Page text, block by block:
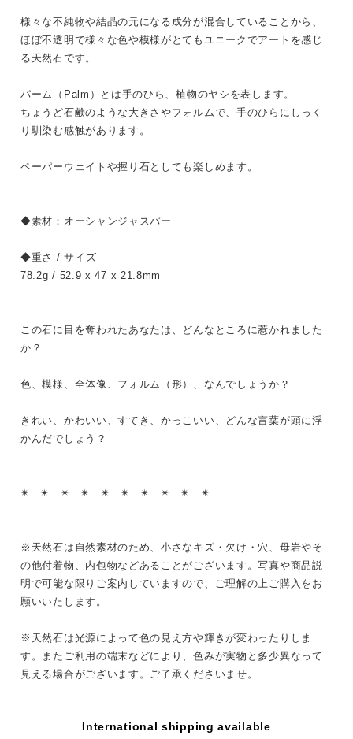
様々な不純物や結晶の元になる成分が混合していることから、
ほぼ不透明で様々な色や模様がとてもユニークでアートを感じ
る天然石です。
パーム（Palm）とは手のひら、植物のヤシを表します。
ちょうど石鹸のような大きさやフォルムで、手のひらにしっく
り馴染む感触があります。
ペーパーウェイトや握り石としても楽しめます。
◆素材：オーシャンジャスパー
◆重さ / サイズ
78.2g / 52.9 x 47 x 21.8mm
この石に目を奪われたあなたは、どんなところに惹かれました
か？
色、模様、全体像、フォルム（形）、なんでしょうか？
きれい、かわいい、すてき、かっこいい、どんな言葉が頭に浮
かんだでしょう？
✴︎ ✴︎ ✴︎ ✴︎ ✴︎ ✴︎ ✴︎ ✴︎ ✴︎ ✴︎
※天然石は自然素材のため、小さなキズ・欠け・穴、母岩やそ
の他付着物、内包物などあることがございます。写真や商品説
明で可能な限りご案内していますので、ご理解の上ご購入をお
願いいたします。
※天然石は光源によって色の見え方や輝きが変わったりしま
す。またご利用の端末などにより、色みが実物と多少異なって
見える場合がございます。ご了承くださいませ。
International shipping available